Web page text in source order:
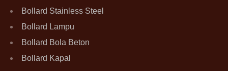
Bollard Stainless Steel
Bollard Lampu
Bollard Bola Beton
Bollard Kapal